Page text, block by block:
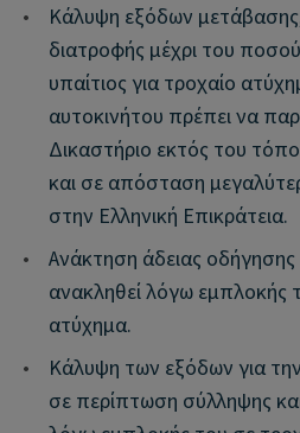
•
Κάλυψη εξόδων
διατροφής μέχρι του
υπαίτιος για τροχαίο
αυτοκινήτου πρέπει να
Δικαστήριο εκτός του
και σε απόσταση
στην Ελληνική Επικράτεια.
•
Ανάκτηση άδειας
ανακληθεί λόγω εμπλοκής
ατύχημα.
•
Κάλυψη των εξόδων για
σε περίπτωση σύλληψης